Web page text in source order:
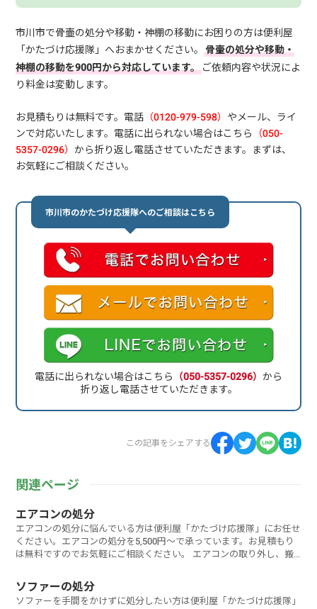
市川市で骨壷の処分や移動・神棚の移動にお困りの方は便利屋
「かたづけ応援隊」へおまかせください。骨壷の処分や移動・
神棚の移動を900円から対応しています。ご依頼内容や状況によ
り料金は変動します。
お見積もりは無料です。電話 （0120-979-598） やメール、ライ
ンで対応いたします。電話に出られない場合はこちら （050-
5357-0296）から折り返し電話させていただきます。まずは、
お気軽にご相談ください。
市川市のかたづけ応援隊へのご相談はこちら
電話に出られない場合はこちら （050-5357-0296） から
折り返し電話させていただきます。
この記事をシェアする
関連ページ
エアコンの処分
エアコンの処分に悩んでいる方は便利屋「かたづけ応援隊」にお任せ
ください。エアコンの処分を5,500円～で承っています。お見積もり
は無料ですのでお気軽にご相談ください。 エアコンの取り外し、搬
ソファーの処分
ソファーを手間をかけずに処分したい方は便利屋「かたづけ応援隊」